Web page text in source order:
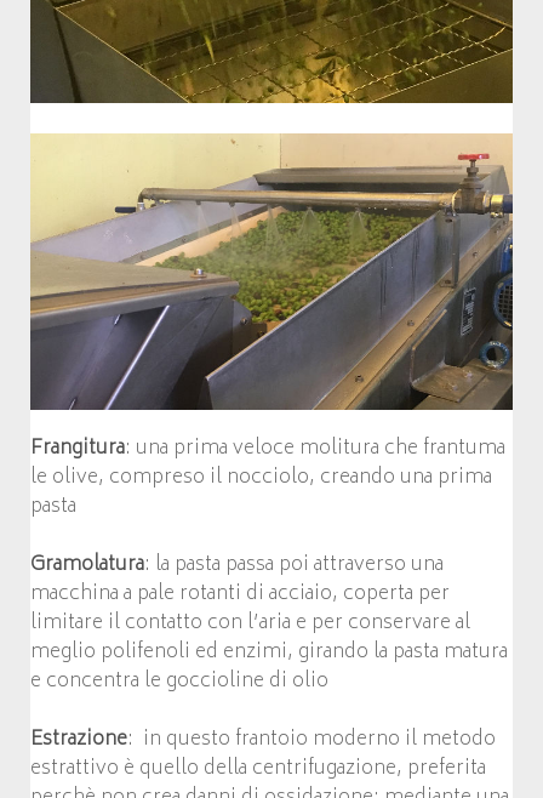
Frangitura: una prima veloce molitura che frantuma
le olive, compreso il nocciolo, creando una prima
pasta
Gramolatura: la pasta passa poi attraverso una
macchina a pale rotanti di acciaio, coperta per
limitare il contatto con l’aria e per conservare al
meglio polifenoli ed enzimi, girando la pasta matura
e concentra le goccioline di olio
Estrazione: in questo frantoio moderno il metodo
estrattivo è quello della centrifugazione, preferita